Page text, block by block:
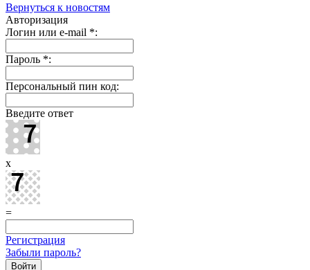
Вернуться к новостям
Авторизация
Логин или e-mail *:
Пароль *:
Персональный пин код:
Введите ответ
x
=
Регистрация
Забыли пароль?